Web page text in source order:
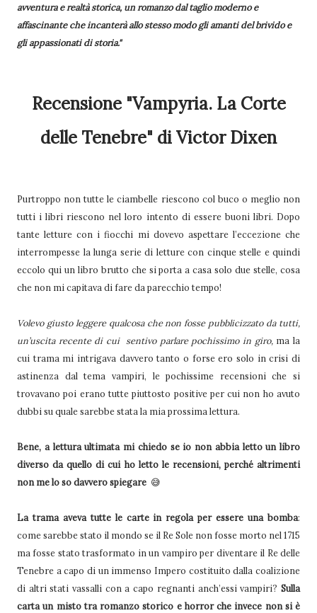
avventura e realtà storica, un romanzo dal taglio moderno e
affascinante che incanterà allo stesso modo gli amanti del brivido e
gli appassionati di storia."
Recensione "Vampyria. La Corte
delle Tenebre" di Victor Dixen
Purtroppo non tutte le ciambelle riescono col buco o meglio non
tutti i libri riescono nel loro intento di essere buoni libri. Dopo
tante letture con i fiocchi mi dovevo aspettare l’eccezione che
interrompesse la lunga serie di letture con cinque stelle e quindi
eccolo qui un libro brutto che si porta a casa solo due stelle, cosa
che non mi capitava di fare da parecchio tempo!
Volevo giusto leggere qualcosa che non fosse pubblicizzato da tutti,
un’uscita recente di cui sentivo parlare pochissimo in giro, ma la
cui trama mi intrigava davvero tanto o forse ero solo in crisi di
astinenza dal tema vampiri, le pochissime recensioni che si
trovavano poi erano tutte piuttosto positive per cui non ho avuto
dubbi su quale sarebbe stata la mia prossima lettura.
Bene, a lettura ultimata mi chiedo se io non abbia letto un libro
diverso da quello di cui ho letto le recensioni, perché altrimenti
non me lo so davvero spiegare 😅
La trama aveva tutte le carte in regola per essere una bomba:
come sarebbe stato il mondo se il Re Sole non fosse morto nel 1715
ma fosse stato trasformato in un vampiro per diventare il Re delle
Tenebre a capo di un immenso Impero costituito dalla coalizione
di altri stati vassalli con a capo regnanti anch’essi vampiri? Sulla
carta un misto tra romanzo storico e horror che invece non si è